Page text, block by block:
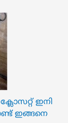
ഇനി
ഇങ്ങനെ